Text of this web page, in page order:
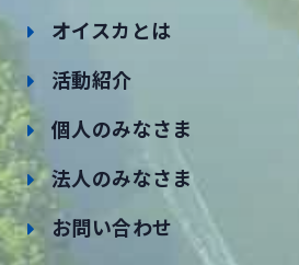
オイスカとは
活動紹介
個人のみなさま
法人のみなさま
お問い合わせ